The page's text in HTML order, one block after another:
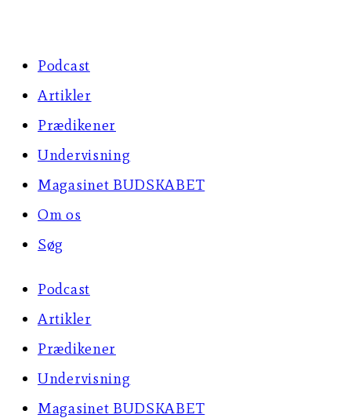
Podcast
Artikler
Prædikener
Undervisning
Magasinet BUDSKABET
Om os
Søg
Podcast
Artikler
Prædikener
Undervisning
Magasinet BUDSKABET